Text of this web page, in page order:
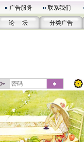
广告服务 联系我们
论 坛 分类广告